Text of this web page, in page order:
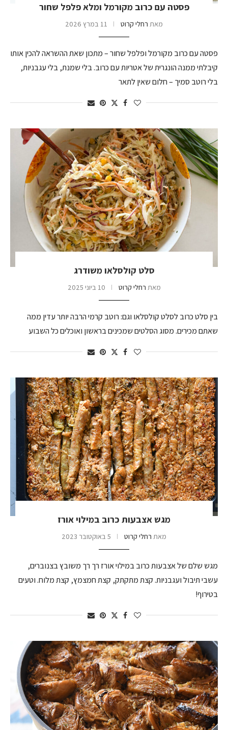
פסטה עם כרוב מקורמל ומלא פלפל שחור
מאת רחלי קרוט 11 במרץ 2026
פסטה עם כרוב מקורמל ופלפל שחור – מתכון שאת ההשראה להכין אותו
קיבלתי ממנה הונגרית של אטריות עם כרוב. בלי שמנת, בלי עגבניות,
בלי רוטב סמיך – חלום שאין לתאר
סלט קולסלאו משודרג
מאת רחלי קרוט 10 ביוני 2025
בין סלט כרוב לסלט קולסלאו וגם: רוטב קרמי הרבה יותר עדין ממה
שאתם מכירים. מסוג הסלטים שמכינים בראשון ואוכלים כל השבוע
מגש אצבעות כרוב במילוי אורז
מאת רחלי קרוט 5 באוקטובר 2023
מגש שלם של אצבעות כרוב במילוי אורז רך רך משובץ בצנוברים,
עשבי תיבול ועגבניות. קצת מתקתק, קצת חמצמץ, קצת מלוח. וטעים
בטירוף!